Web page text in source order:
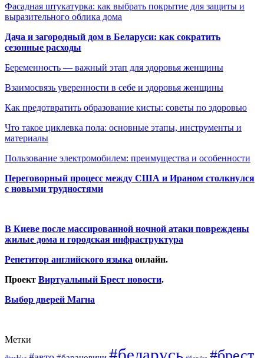
Фасадная штукатурка: как выбрать покрытие для защиты и
выразительного облика дома
Дача и загородный дом в Беларуси: как сократить
сезонные расходы
Беременность — важный этап для здоровья женщины
Взаимосвязь уверенности в себе и здоровья женщины
Как предотвратить образование кисты: советы по здоровью
Что такое циклевка пола: основные этапы, инструменты и
материалы
Пользование электромобилем: преимущества и особенности
Переговорный процесс между США и Ираном столкнулся
с новыми трудностями
В Киеве после массированной ночной атаки повреждены
жилые дома и городская инфраструктура
Репетитор английского языка онлайн.
Проект Виртуальный Брест новости.
Выбор дверей Магна
Метки